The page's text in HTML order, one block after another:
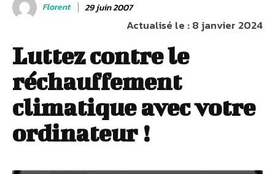
Florent 29 juin 2007
Actualisé le :8 janvier 2024
Luttez contre le
réchauffement
climatique avec votre
ordinateur !